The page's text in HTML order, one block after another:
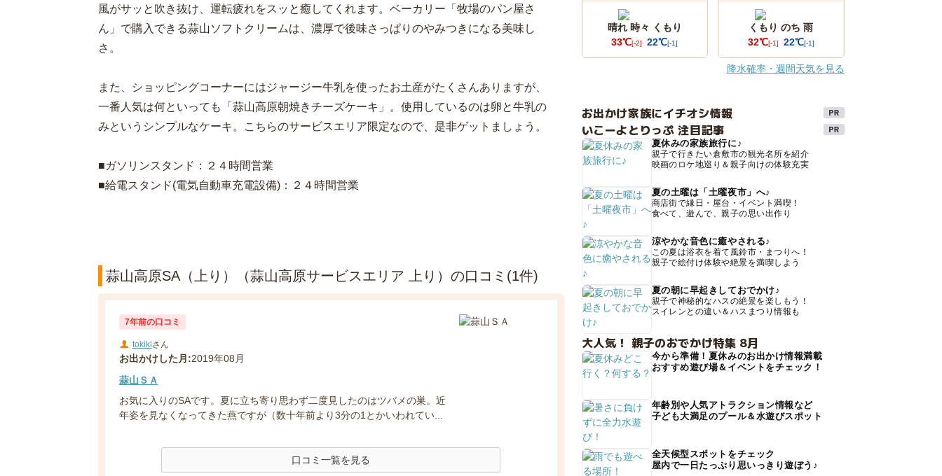
風がサッと吹き抜け、運転疲れをスッと癒してくれます。ベーカリー「牧場のパン屋さ
ん」で購入できる蒜山ソフトクリームは、濃厚で後味さっぱりのやみつきになる美味し
さ。
また、ショッピングコーナーにはジャージー牛乳を使ったお土産がたくさんありますが、
一番人気は何といっても「蒜山高原朝焼きチーズケーキ」。使用しているのは卵と牛乳の
みというシンプルなケーキ。こちらのサービスエリア限定なので、是非ゲットましょう。
■ガソリンスタンド：２４時間営業
■給電スタンド(電気自動車充電設備)：２４時間営業
蒜山高原SA（上り）（蒜山高原サービスエリア 上り）の口コミ(1件)
7年前の口コミ
tokikiさん
お出かけした月:2019年08月
蒜山ＳＡ
お気に入りのSAです。夏に立ち寄り思わず二度見したのはツバメの巣。近
年姿を見なくなってきた燕ですが（数十年前より3分の1とかいわれてい...
口コミ一覧を見る
晴れ 時々 くもり
33℃[-2] 22℃[-1]
くもり のち 雨
32℃[-1] 22℃[-1]
降水確率・週間天気を見る
お出かけ家族にイチオシ情報
いこーよとりっぷ 注目記事
夏休みの家族旅行に♪
親子で行きたい倉敷市の観光名所を紹介
映画のロケ地巡り＆親子向けの体験充実
夏の土曜は「土曜夜市」へ♪
商店街で縁日・屋台・イベント満喫！
食べて、遊んで、親子の思い出作り
涼やかな音色に癒やされる♪
この夏は浴衣を着て風鈴市・まつりへ！
親子で絵付け体験や絶景を満喫しよう
夏の朝に早起きしておでかけ♪
親子で神秘的なハスの絶景を楽しもう！
スイレンとの違い＆ハスまつり情報も
大人気！ 親子のおでかけ特集 8月
今から準備！夏休みのお出かけ情報満載
おすすめ遊び場＆イベントをチェック！
年齢別や人気アトラクション情報など
子ども大満足のプール＆水遊びスポット
全天候型スポットをチェック
屋内で一日たっぷり思いっきり遊ぼう♪